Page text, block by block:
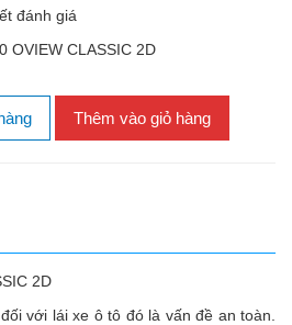
đánh giá
OVIEW CLASSIC 2D
Thêm vào giỏ hàng
2D
với lái xe ô tô đó là vấn đề an toàn.